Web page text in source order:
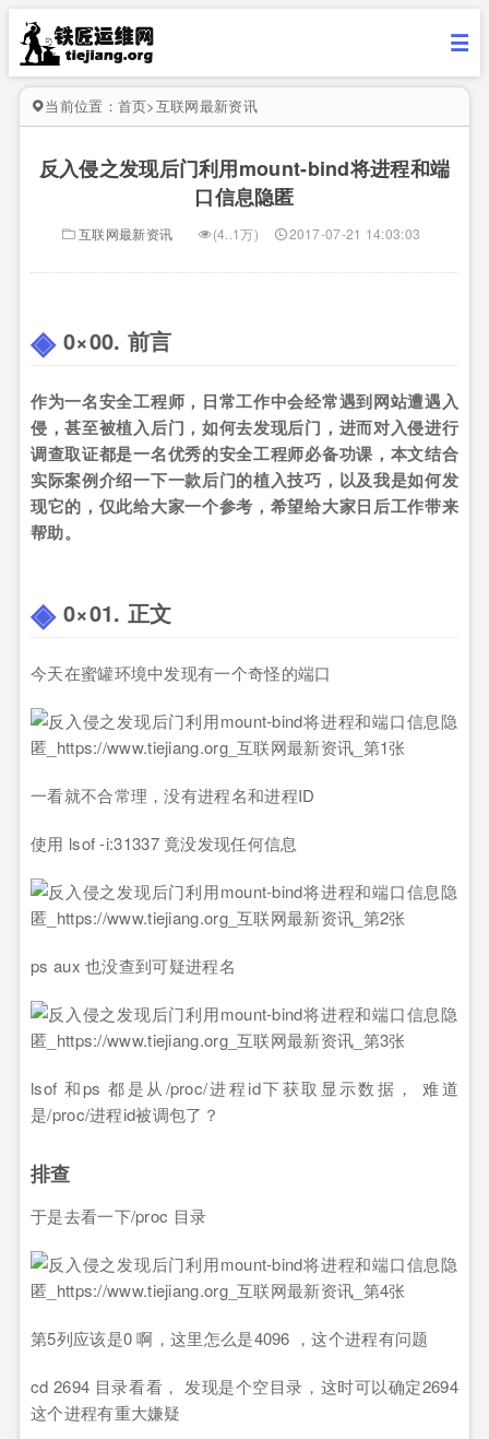
当前位置： 首页>互联网最新资讯
反入侵之发现后门利用mount-bind将进程和端
口信息隐匿
互联网最新资讯 (4..1万) 2017-07-21 14:03:03
0×00. 前言
作为一名安全工程师，日常工作中会经常遇到网站遭遇入
侵，甚至被植入后门，如何去发现后门，进而对入侵进行
调查取证都是一名优秀的安全工程师必备功课，本文结合
实际案例介绍一下一款后门的植入技巧，以及我是如何发
现它的，仅此给大家一个参考，希望给大家日后工作带来
帮助。
0×01. 正文
今天在蜜罐环境中发现有一个奇怪的端口
一看就不合常理，没有进程名和进程ID
使用 lsof -i:31337 竟没发现任何信息
ps aux 也没查到可疑进程名
lsof 和ps 都是从/proc/进程id下获取显示数据， 难道
是/proc/进程id被调包了？
排查
于是去看一下/proc 目录
第5列应该是0 啊，这里怎么是4096 ，这个进程有问题
cd 2694 目录看看， 发现是个空目录，这时可以确定2694
这个进程有重大嫌疑